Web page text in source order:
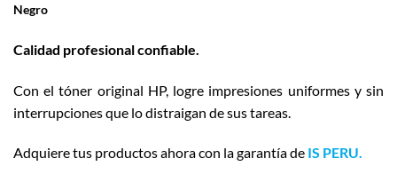
Negro
Calidad profesional confiable.
Con el tóner original HP, logre impresiones uniformes y sin
interrupciones que lo distraigan de sus tareas.
Adquiere tus productos ahora con la garantía de IS PERU.